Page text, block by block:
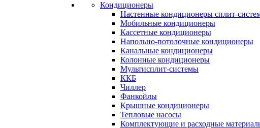
Кондиционеры
Настенные кондиционеры сплит-
Мобильные кондиционеры
Кассетные кондиционеры
Напольно-потолочные кондиционеры
Канальные кондиционеры
Колонные кондиционеры
Мультисплит-системы
ККБ
Чиллер
Фанкойлы
Крышные кондиционеры
Тепловые насосы
Комплектующие и расходные